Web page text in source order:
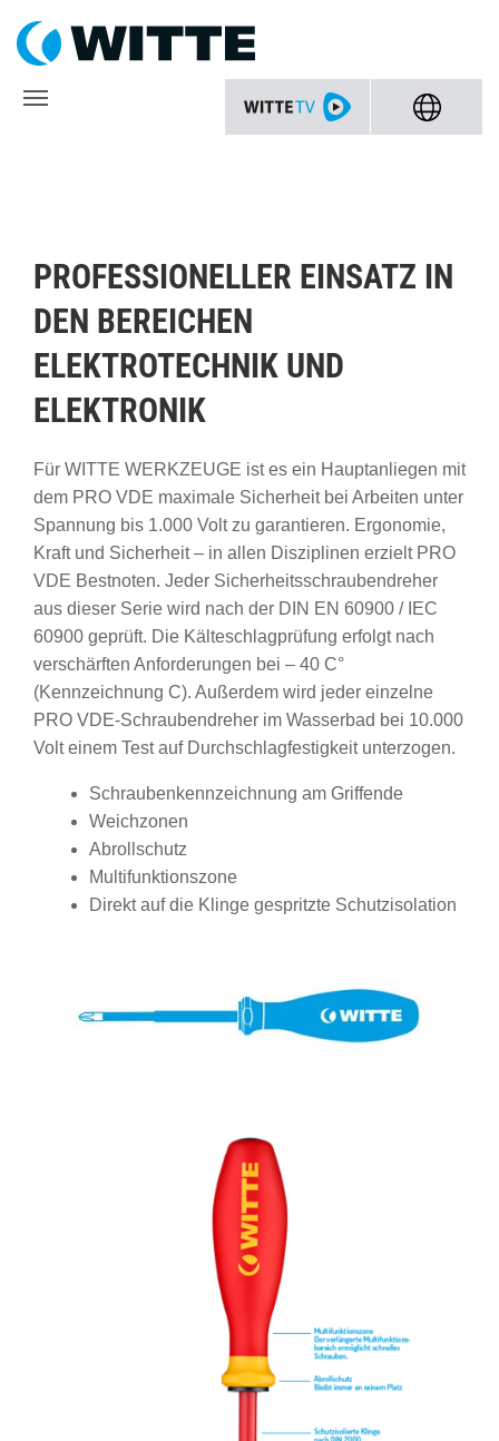
PROFESSIONELLER EINSATZ IN
DEN BEREICHEN
ELEKTROTECHNIK UND
ELEKTRONIK
Für WITTE WERKZEUGE ist es ein Hauptanliegen mit
dem PRO VDE maximale Sicherheit bei Arbeiten unter
Spannung bis 1.000 Volt zu garantieren. Ergonomie,
Kraft und Sicherheit – in allen Disziplinen erzielt PRO
VDE Bestnoten. Jeder Sicherheitsschraubendreher
aus dieser Serie wird nach der DIN EN 60900 / IEC
60900 geprüft. Die Kälteschlagprüfung erfolgt nach
verschärften Anforderungen bei – 40 C°
(Kennzeichnung C). Außerdem wird jeder einzelne
PRO VDE-Schraubendreher im Wasserbad bei 10.000
Volt einem Test auf Durchschlagfestigkeit unterzogen.
Schraubenkennzeichnung am Griffende
Weichzonen
Abrollschutz
Multifunktionszone
Direkt auf die Klinge gespritzte Schutzisolation